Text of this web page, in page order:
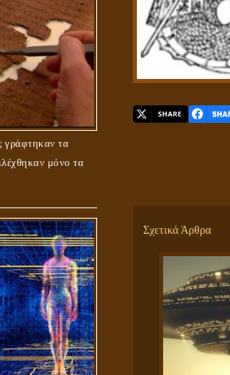
γράφτηκαν τα
μόνο τα
Σχετικά Άρθρα